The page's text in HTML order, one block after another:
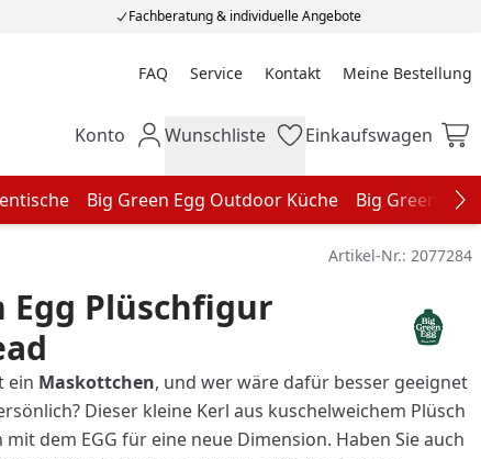
Fachberatung & individuelle Angebote
FAQ Service Kontakt Meine Bestellung
Meine Bestellung
Mein Konto
Konto Wunschliste
Wunschliste Einkaufswagen
Einkaufswagen
Big Green Egg Outdoor Küche Big Green
Artikel-Nr.: 2077284
Egg Plüschfigur
ein Maskottchen, und wer wäre dafür besser geeignet
Dieser kleine Kerl aus kuschelweichem Plüsch
dem EGG für eine neue Dimension. Haben Sie auch